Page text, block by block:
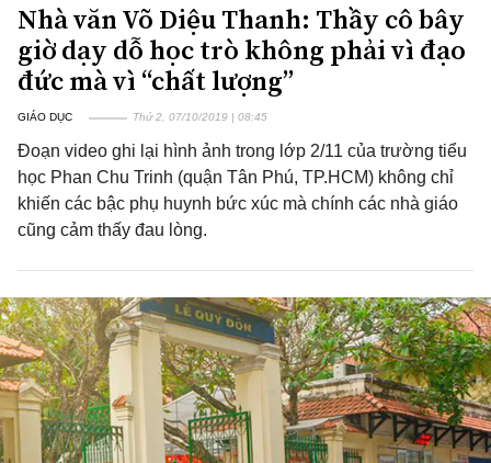
Nhà văn Võ Diệu Thanh: Thầy cô bây
giờ dạy dỗ học trò không phải vì đạo
đức mà vì “chất lượng”
GIÁO DỤC Thứ 2, 07/10/2019 | 08:45
Đoạn video ghi lại hình ảnh trong lớp 2/11 của trường tiểu
học Phan Chu Trinh (quận Tân Phú, TP.HCM) không chỉ
khiến các bậc phụ huynh bức xúc mà chính các nhà giáo
cũng cảm thấy đau lòng.